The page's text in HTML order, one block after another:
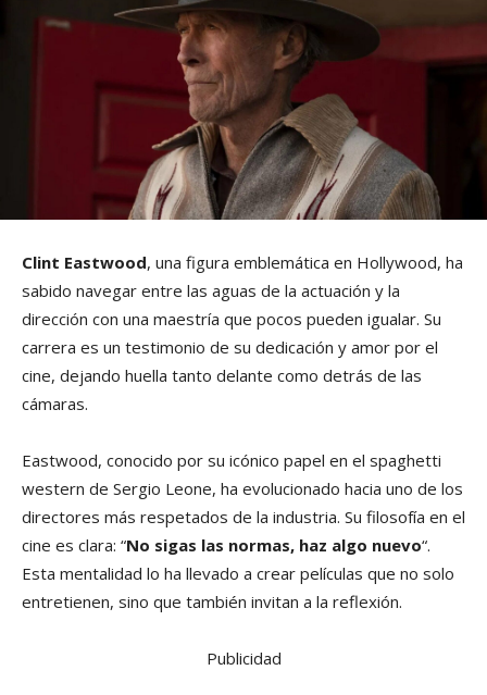
Clint Eastwood, una figura emblemática en Hollywood, ha
sabido navegar entre las aguas de la actuación y la
dirección con una maestría que pocos pueden igualar. Su
carrera es un testimonio de su dedicación y amor por el
cine, dejando huella tanto delante como detrás de las
cámaras.
Eastwood, conocido por su icónico papel en el spaghetti
western de Sergio Leone, ha evolucionado hacia uno de los
directores más respetados de la industria. Su filosofía en el
cine es clara: “No sigas las normas, haz algo nuevo“.
Esta mentalidad lo ha llevado a crear películas que no solo
entretienen, sino que también invitan a la reflexión.
Publicidad